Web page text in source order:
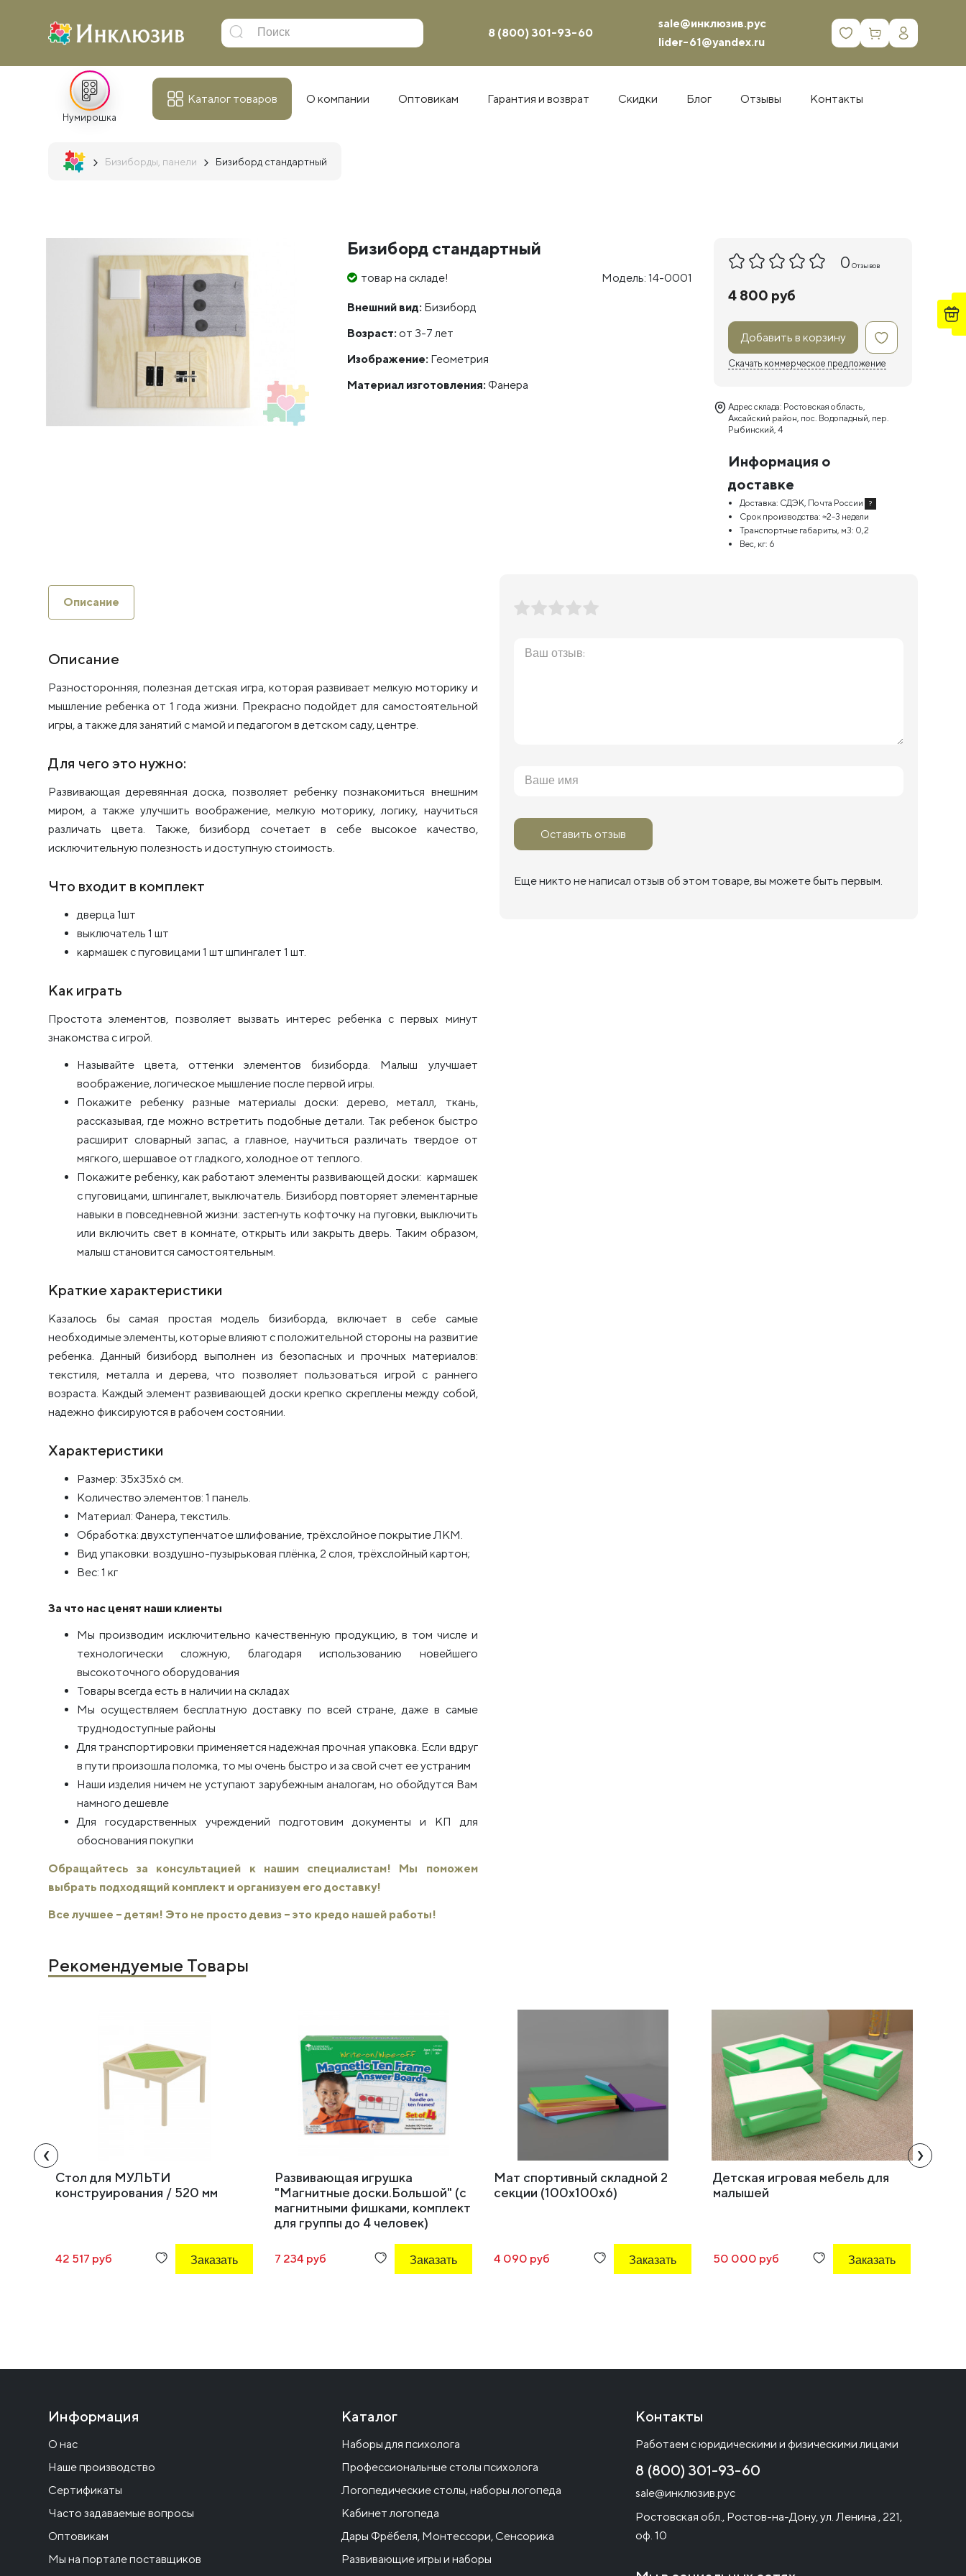
8 (800) 301-93-60
sale@инклюзив.рус
lider-61@yandex.ru
0
Нумирошка
Каталог товаров О компании Оптовикам Гарантия и возврат Скидки Блог Отзывы Контакты
Бизиборды, панели Бизиборд стандартный
Бизиборд стандартный
товар на складе! Модель: 14-0001
Внешний вид: Бизиборд
Возраст: от 3-7 лет
Изображение: Геометрия
Материал изготовления: Фанера
0 Отзывов
4 800 руб
Добавить в корзину
Скачать коммерческое предложение
Адрес склада: Ростовская область,
Аксайский район, пос. Водопадный, пер.
Рыбинский, 4
Информация о
доставке
Доставка: СДЭК, Почта России ?
Срок производства: ≈2-3 недели
Транспортные габариты, м3: 0,2
Вес, кг: 6
Описание
Описание
Разносторонняя, полезная детская игра, которая развивает мелкую моторику и
мышление ребенка от 1 года жизни. Прекрасно подойдет для самостоятельной
игры, а также для занятий с мамой и педагогом в детском саду, центре.
Для чего это нужно:
Развивающая деревянная доска, позволяет ребенку познакомиться внешним
миром, а также улучшить воображение, мелкую моторику, логику, научиться
различать цвета. Также, бизиборд сочетает в себе высокое качество,
исключительную полезность и доступную стоимость.
Что входит в комплект
дверца 1шт
выключатель 1 шт
кармашек с пуговицами 1 шт шпингалет 1 шт.
Как играть
Простота элементов, позволяет вызвать интерес ребенка с первых минут
знакомства с игрой.
Называйте цвета, оттенки элементов бизиборда. Малыш улучшает
воображение, логическое мышление после первой игры.
Покажите ребенку разные материалы доски: дерево, металл, ткань,
рассказывая, где можно встретить подобные детали. Так ребенок быстро
расширит словарный запас, а главное, научиться различать твердое от
мягкого, шершавое от гладкого, холодное от теплого.
Покажите ребенку, как работают элементы развивающей доски: кармашек
с пуговицами, шпингалет, выключатель. Бизиборд повторяет элементарные
навыки в повседневной жизни: застегнуть кофточку на пуговки, выключить
или включить свет в комнате, открыть или закрыть дверь. Таким образом,
малыш становится самостоятельным.
Краткие характеристики
Казалось бы самая простая модель бизиборда, включает в себе самые
необходимые элементы, которые влияют с положительной стороны на развитие
ребенка. Данный бизиборд выполнен из безопасных и прочных материалов:
текстиля, металла и дерева, что позволяет пользоваться игрой с раннего
возраста. Каждый элемент развивающей доски крепко скреплены между собой,
надежно фиксируются в рабочем состоянии.
Характеристики
Размер: 35х35х6 см.
Количество элементов: 1 панель.
Материал: Фанера, текстиль.
Обработка: двухступенчатое шлифование, трёхслойное покрытие ЛКМ.
Вид упаковки: воздушно-пузырьковая плёнка, 2 слоя, трёхслойный картон;
Вес: 1 кг
За что нас ценят наши клиенты
Мы производим исключительно качественную продукцию, в том числе и
технологически сложную, благодаря использованию новейшего
высокоточного оборудования
Товары всегда есть в наличии на складах
Мы осуществляем бесплатную доставку по всей стране, даже в самые
труднодоступные районы
Для транспортировки применяется надежная прочная упаковка. Если вдруг
в пути произошла поломка, то мы очень быстро и за свой счет ее устраним
Наши изделия ничем не уступают зарубежным аналогам, но обойдутся Вам
намного дешевле
Для государственных учреждений подготовим документы и КП для
обоснования покупки
Обращайтесь за консультацией к нашим специалистам! Мы поможем
выбрать подходящий комплект и организуем его доставку!
Все лучшее – детям! Это не просто девиз – это кредо нашей работы!
Оставить отзыв
Еще никто не написал отзыв об этом товаре, вы можете быть первым.
Рекомендуемые Товары
Стол для МУЛЬТИ
конструирования / 520 мм
42 517 руб Заказать
Развивающая игрушка
"Магнитные доски.Большой" (с
магнитными фишками, комплект
для группы до 4 человек)
7 234 руб Заказать
Мат спортивный складной 2
секции (100х100х6)
4 090 руб Заказать
Детская игровая мебель для
малышей
50 000 руб Заказать
‹ ›
Информация
О нас
Наше производство
Сертификаты
Часто задаваемые вопросы
Оптовикам
Мы на портале поставщиков
Каталог
Наборы для психолога
Профессиональные столы психолога
Логопедические столы, наборы логопеда
Кабинет логопеда
Дары Фрёбеля, Монтессори, Сенсорика
Развивающие игры и наборы
Контакты
Работаем с юридическими и физическими лицами
8 (800) 301-93-60
sale@инклюзив.рус
Ростовская обл., Ростов-на-Дону, ул. Ленина , 221,
оф. 10